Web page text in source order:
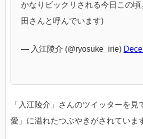
かなりビックリされる今日この
田さんと呼んでいます)
— 入江陵介 (@ryosuke_irie)
「入江陵介」さんのツイッターを見
愛」に溢れたつぶやきがされていま